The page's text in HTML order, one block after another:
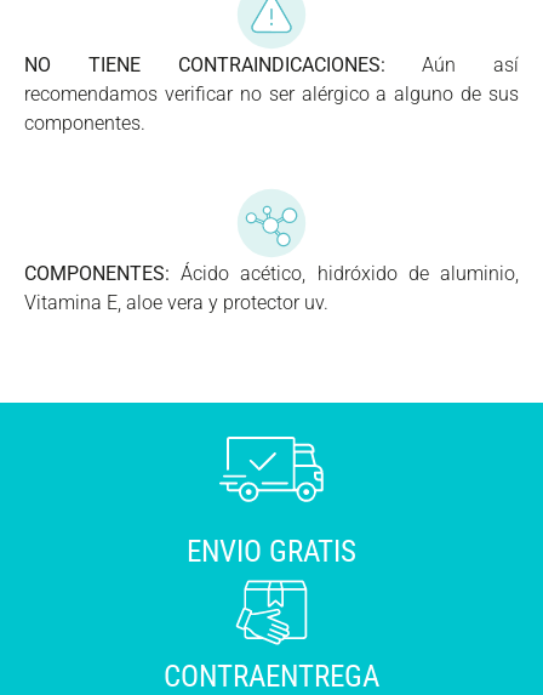
NO TIENE CONTRAINDICACIONES: Aún así
recomendamos verificar no ser alérgico a alguno de sus
componentes.
COMPONENTES: Ácido acético, hidróxido de aluminio,
Vitamina E, aloe vera y protector uv.
ENVIO GRATIS
CONTRAENTREGA